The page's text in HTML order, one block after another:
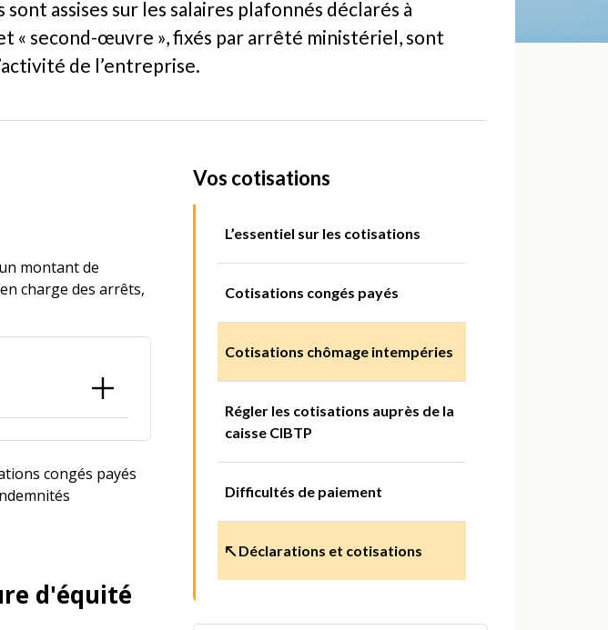
assises sur les salaires plafonnés déclarés à
« second-œuvre », fixés par arrêté ministériel, sont
de l’entreprise.
montant de
charge des arrêts,
congés payés
d'équité
Vos cotisations
L’essentiel sur les cotisations
Cotisations congés payés
Cotisations chômage intempéries
Régler les cotisations auprès de la
caisse CIBTP
Difficultés de paiement
↖ Déclarations et cotisations